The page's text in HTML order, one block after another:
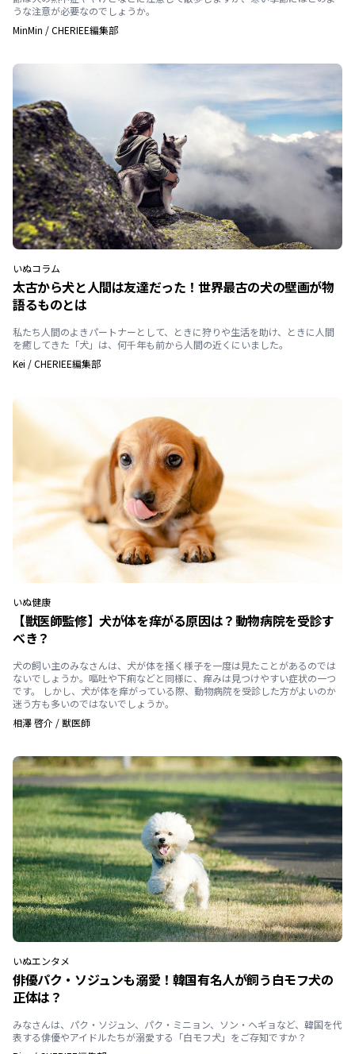
うな注意が必要なのでしょうか。
MinMin /CHERIEE編集部
いぬコラム
太古から犬と人間は友達だった！世界最古の犬の壁画が物
語るものとは
私たち人間のよきパートナーとして、ときに狩りや生活を助け、ときに人間
を癒してきた「犬」は、何千年も前から人間の近くにいました。
Kei /CHERIEE編集部
いぬ健康
【獣医師監修】犬が体を痒がる原因は？動物病院を受診す
べき？
犬の飼い主のみなさんは、犬が体を掻く様子を一度は見たことがあるのでは
ないでしょうか。嘔吐や下痢などと同様に、痒みは見つけやすい症状の一つ
です。 しかし、犬が体を痒がっている際、動物病院を受診した方がよいのか
迷う方も多いのではないでしょうか。
相澤 啓介 /獣医師
いぬエンタメ
俳優パク・ソジュンも溺愛！韓国有名人が飼う白モフ犬の
正体は？
みなさんは、パク・ソジュン、パク・ミニョン、ソン・ヘギョなど、韓国を代
表する俳優やアイドルたちが溺愛する「白モフ犬」をご存知ですか？